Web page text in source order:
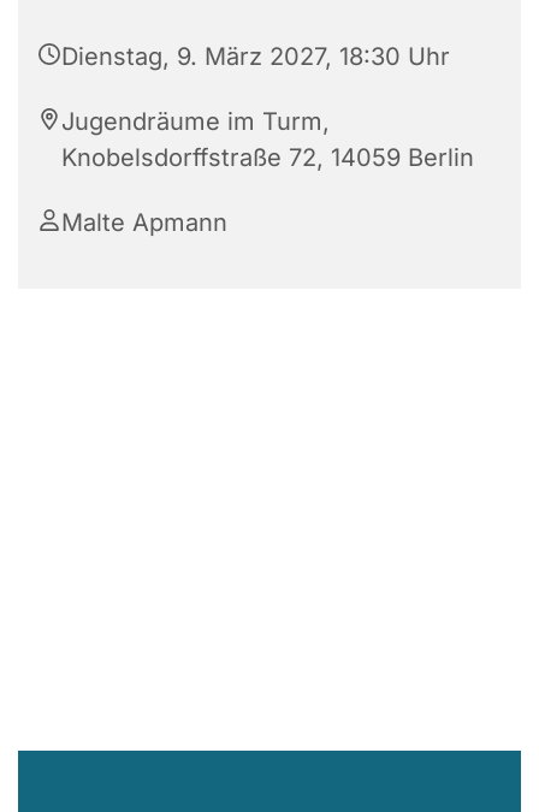
Dienstag, 9. März 2027, 18:30 Uhr
Jugendräume im Turm,
Knobelsdorffstraße 72, 14059 Berlin
Malte Apmann